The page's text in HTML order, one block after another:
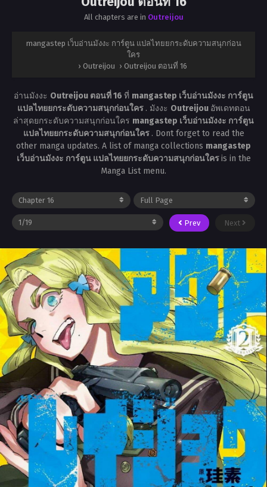
All chapters are in Outreijou
mangastep เว็บอ่านมังงะ การ์ตูน แปลไทยยกระดับความสนุกก่อน
ใคร
› Outreijou › Outreijou ตอนที่ 16
อ่านมังงะ Outreijou ตอนที่ 16 ที่ mangastep เว็บอ่านมังงะ การ์ตูน
แปลไทยยกระดับความสนุกก่อนใคร . มังงะ Outreijou อัพเดทตอน
ล่าสุดยกระดับความสนุกก่อนใคร mangastep เว็บอ่านมังงะ การ์ตูน
แปลไทยยกระดับความสนุกก่อนใคร . Dont forget to read the
other manga updates. A list of manga collections mangastep
เว็บอ่านมังงะ การ์ตูน แปลไทยยกระดับความสนุกก่อนใครis in the
Manga List menu.
Prev Next